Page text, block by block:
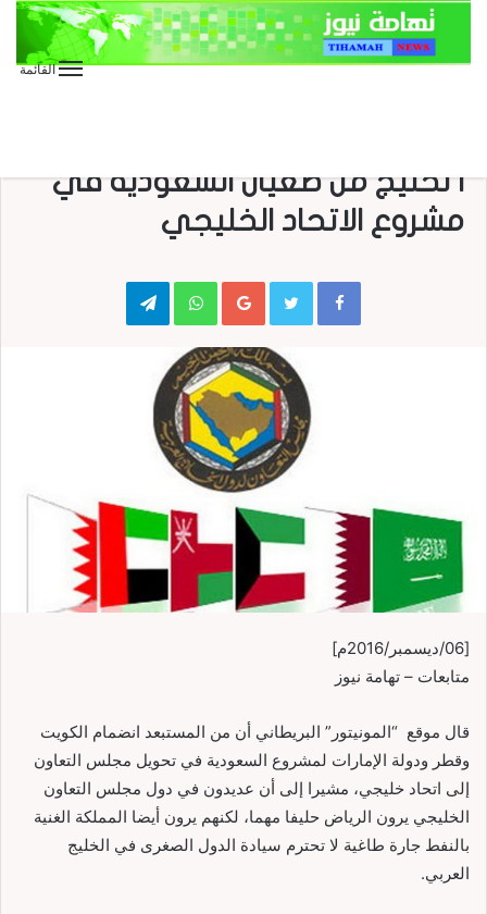
القائمة
ا لخليج من طغيان السعودية في
مشروع الاتحاد الخليجي
Google+
WhatsApp
Telegram
[06/ديسمبر/2016م]
متابعات – تهامة نيوز
قال موقع “المونيتور” البريطاني أن من المستبعد انضمام الكويت
وقطر ودولة الإمارات لمشروع السعودية في تحويل مجلس التعاون
إلى اتحاد خليجي، مشيرا إلى أن عديدون في دول مجلس التعاون
الخليجي يرون الرياض حليفا مهما، لكنهم يرون أيضا المملكة الغنية
بالنفط جارة طاغية لا تحترم سيادة الدول الصغرى في الخليج
العربي.